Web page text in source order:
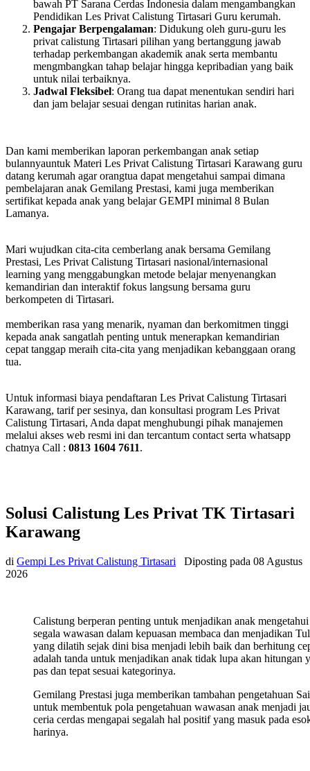
bawah PT Sarana Cerdas Indonesia dalam mengambangkan
Pendidikan Les Privat Calistung Tirtasari Guru kerumah.
Pengajar Berpengalaman: Didukung oleh guru-guru les
privat calistung Tirtasari pilihan yang bertanggung jawab
terhadap perkembangan akademik anak serta membantu
mengmbangkan tahap belajar hingga kepribadian yang baik
untuk nilai terbaiknya.
Jadwal Fleksibel: Orang tua dapat menentukan sendiri hari
dan jam belajar sesuai dengan rutinitas harian anak.
Dan kami memberikan laporan perkembangan anak setiap
bulannyauntuk Materi Les Privat Calistung Tirtasari Karawang guru
datang kerumah agar orangtua dapat mengetahui sampai dimana
pembelajaran anak Gemilang Prestasi, kami juga memberikan
sertifikat kepada anak yang belajar GEMPI minimal 8 Bulan
Lamanya.
Mari wujudkan cita-cita cemberlang anak bersama Gemilang
Prestasi, Les Privat Calistung Tirtasari nasional/internasional
learning yang menggabungkan metode belajar menyenangkan
kemandirian dan interaktif fokus langsung bersama guru
berkompeten di Tirtasari.
memberikan rasa yang menarik, nyaman dan berkomitmen tinggi
kepada anak sangatlah penting untuk menerapkan kemandirian
cepat tanggap meraih cita-cita yang menjadikan kebanggaan orang
tua.
Untuk informasi biaya pendaftaran Les Privat Calistung Tirtasari
Karawang, tarif per sesinya, dan konsultasi program Les Privat
Calistung Tirtasari, Anda dapat menghubungi pihak manajemen
melalui akses web resmi ini dan tercantum contact serta whatsapp
chatnya Call : 0813 1604 7611.
Solusi Calistung Les Privat TK Tirtasari
Karawang
di Gempi Les Privat Calistung Tirtasari Diposting pada 08 Agustus
2026
Calistung berperan penting untuk menjadikan anak mengetahui
segala wawasan dalam kepuasan membaca dan menjadikan
yang dilatih sejak dini bisa menjadi lebih baik dan berhitung
adalah tanda untuk menjadikan anak tidak lupa akan hitungan
pas dan tepat sesuai kategorinya.
Gemilang Prestasi juga memberikan tambahan pengetahuan
untuk membentuk pola pengetahuan wawasan anak menjadi
ceria cerdas mengapai segalah hal positif yang masuk pada
harinya.